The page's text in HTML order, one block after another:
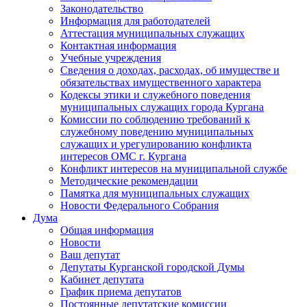
Законодательство
Информация для работодателей
Аттестация муниципальных служащих
Контактная информация
Учебные учреждения
Сведения о доходах, расходах, об имуществе и
обязательствах имущественного характера
Кодексы этики и служебного поведения
муниципальных служащих города Кургана
Комиссии по соблюдению требований к
служебному поведению муниципальных
служащих и урегулированию конфликта
интересов ОМС г. Кургана
Конфликт интересов на муниципальной службе
Методические рекомендации
Памятка для муниципальных служащих
Новости Федерального Cобрания
Дума
Общая информация
Новости
Ваш депутат
Депутаты Курганской городской Думы
Кабинет депутата
График приема депутатов
Постоянные депутатские комиссии